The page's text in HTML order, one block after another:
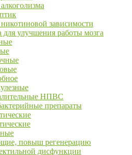
зависимости
для улучшения работы мозга
НПВС
препараты
повыш регенерацию
дисфункции